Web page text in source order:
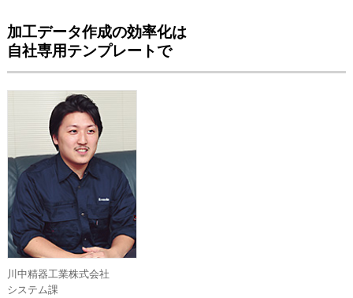
加工データ作成の効率化は
自社専用テンプレートで
川中精器工業株式会社
システム課